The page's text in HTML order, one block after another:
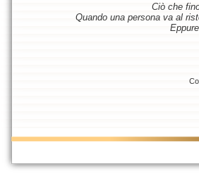
Ciò che
Quando una persona va al